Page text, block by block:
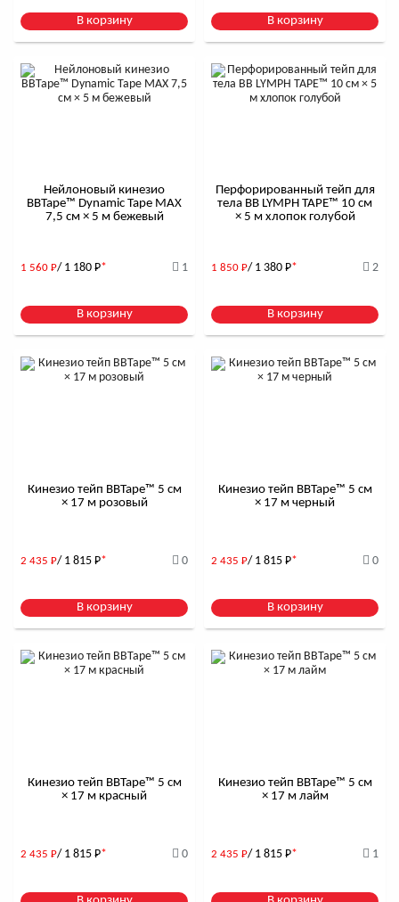
В корзину В корзину
Нейлоновый кинезио
BBTape™ Dynamic Tape MAX
7,5 см × 5 м бежевый
1 560 Р/ 1 180 Р* 1
В корзину
Перфорированный тейп для
тела BB LYMPH TAPE™ 10 см
× 5 м хлопок голубой
1 850 Р/ 1 380 Р* 2
В корзину
Кинезио тейп BBTape™ 5 см
× 17 м розовый
2 435 Р/ 1 815 Р* 0
В корзину
Кинезио тейп BBTape™ 5 см
× 17 м черный
2 435 Р/ 1 815 Р* 0
В корзину
Кинезио тейп BBTape™ 5 см
× 17 м красный
2 435 Р/ 1 815 Р* 0
Кинезио тейп BBTape™ 5 см
× 17 м лайм
2 435 Р/ 1 815 Р* 1